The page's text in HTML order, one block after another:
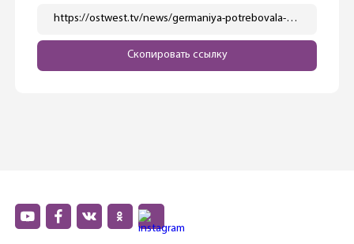
https://ostwest.tv/news/germaniya-potrebovala-rossiju-uvazhat-prava-inostrannyh-korrespondentov/
Скопировать ссылку